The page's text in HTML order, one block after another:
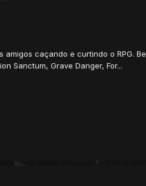
caçando e curtindo o RPG.
Sanctum, Grave Danger, For...